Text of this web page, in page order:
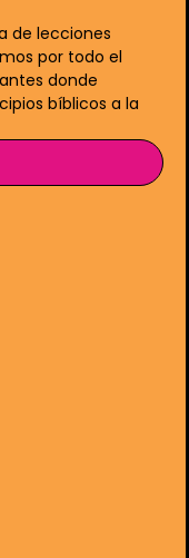
de lecciones
por todo el
donde
bíblicos a la